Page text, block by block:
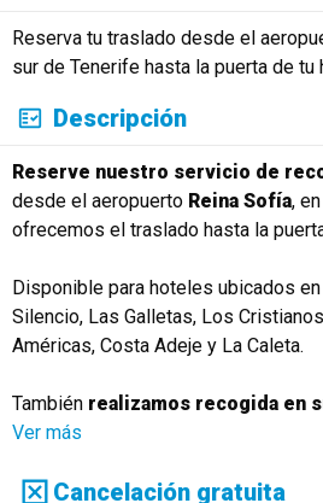
Français
Italiano
Русский
Reserva tu traslado desde el
sur de Tenerife hasta la puerta de tu
Descripción
Reserve nuestro servicio de
desde el aeropuerto Reina Sofía,
ofrecemos el traslado hasta la
Disponible para hoteles ubicados
Silencio, Las Galletas, Los
Américas, Costa Adeje y La Caleta.
También realizamos recogida en
Ver más
Cancelación gratuita